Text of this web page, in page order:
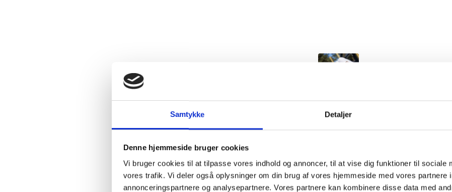
Samtykke Detaljer
Denne hjemmeside bruger cookies
Vi bruger cookies til at tilpasse vores indhold og annoncer, til at vise dig funktioner til sociale
vores trafik. Vi deler også oplysninger om din brug af vores hjemmeside med vores partnere
annonceringspartnere og analysepartnere. Vores partnere kan kombinere disse data med
Er det tid til et nyt tag? 5 tegn du ikke må
maj 4, 2026 / 0 Kommentarer / iBlog / afAdmin
Læs mere